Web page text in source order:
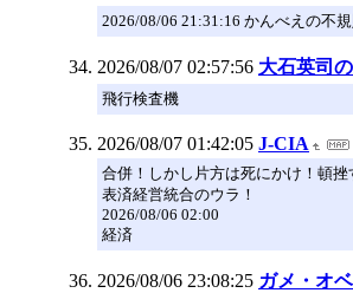
2026/08/06 21:31:16 かんべえの不
2026/08/07 02:57:56 大石英司
飛行検査機
2026/08/07 01:42:05 J-CIA
合併！しかし片方は死にかけ！頓
表済経営統合のウラ！
2026/08/06 02:00
経済
2026/08/06 23:08:25 ガメ・オ